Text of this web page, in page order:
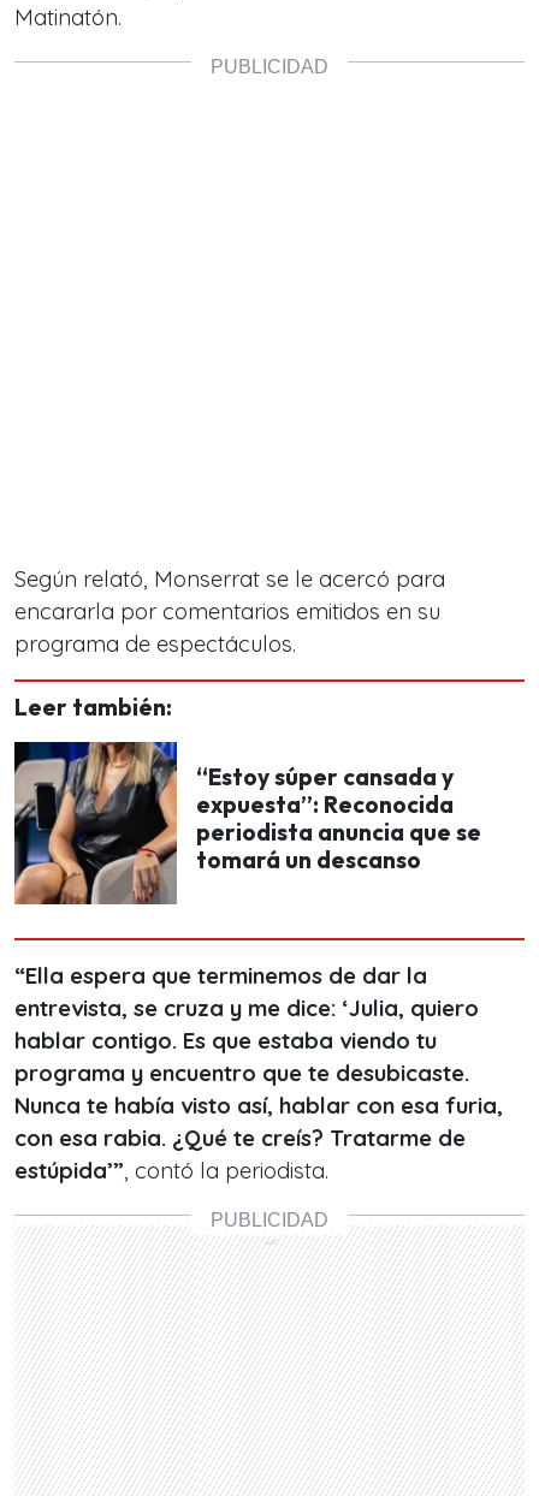
Matinatón.
Según relató, Monserrat se le acercó para
encararla por comentarios emitidos en su
programa de espectáculos.
Leer también:
“Estoy súper cansada y
expuesta”: Reconocida
periodista anuncia que se
tomará un descanso
“Ella espera que terminemos de dar la
entrevista, se cruza y me dice: ‘Julia, quiero
hablar contigo. Es que estaba viendo tu
programa y encuentro que te desubicaste.
Nunca te había visto así, hablar con esa furia,
con esa rabia. ¿Qué te creís? Tratarme de
estúpida’”, contó la periodista.